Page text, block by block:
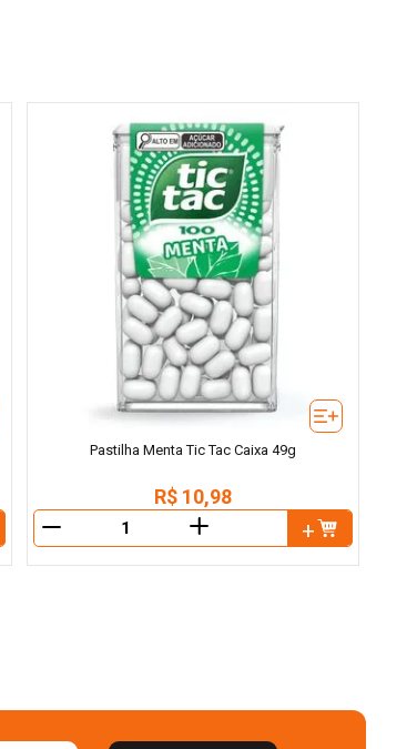
Pastilha Menta Tic Tac Caixa 49g
R$ 10,98
＋